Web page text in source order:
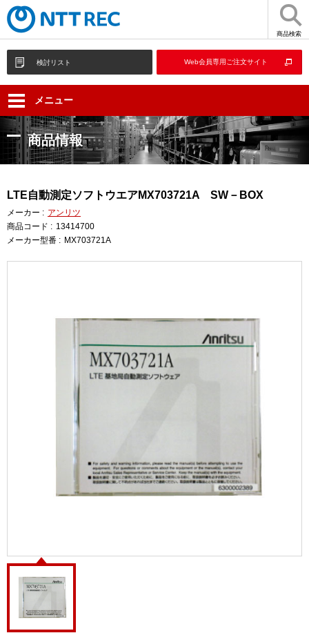
商品検索
検討リスト Web会員専用ご注文サイト
メニュー
商品情報
LTE自動測定ソフトウエアMX703721A SW－BOX
メーカー : アンリツ
商品コード : 13414700
メーカー型番 : MX703721A